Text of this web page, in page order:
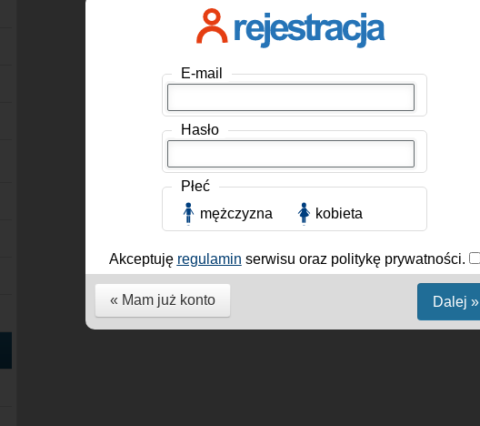
E-mail
Hasło
Płeć
mężczyzna
kobieta
Akceptuję regulamin serwisu oraz politykę prywatności.
« Mam już konto Dalej »